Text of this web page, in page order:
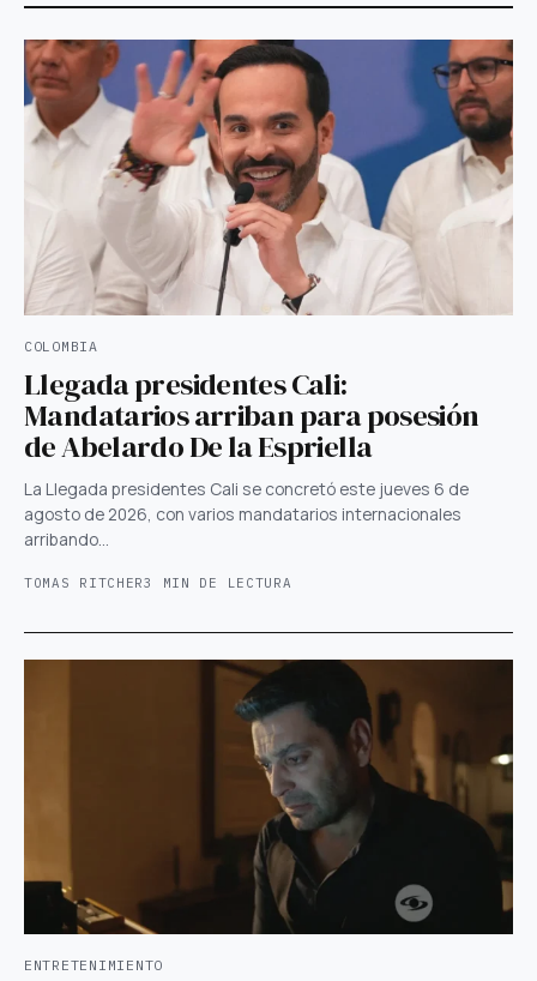
COLOMBIA
Llegada presidentes Cali:
Mandatarios arriban para posesión
de Abelardo De la Espriella
La Llegada presidentes Cali se concretó este jueves 6 de
agosto de 2026, con varios mandatarios internacionales
arribando…
TOMAS RITCHER3 MIN DE LECTURA
ENTRETENIMIENTO